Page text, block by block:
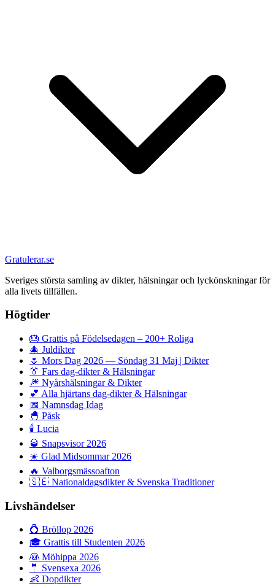
Gratulerar.se
Sveriges största samling av dikter, hälsningar och lyckönskningar för
alla livets tillfällen.
Högtider
🎂 Grattis på Födelsedagen – 200+ Roliga
🎄 Juldikter
🌷 Mors Dag 2026 — Söndag 31 Maj | Dikter
👔 Fars dag-dikter & Hälsningar
🎆 Nyårshälsningar & Dikter
💕 Alla hjärtans dag-dikter & Hälsningar
📅 Namnsdag Idag
🐣 Påsk
🕯️ Lucia
🥃 Snapsvisor 2026
☀️ Glad Midsommar 2026
🔥 Valborgsmässoafton
🇸🇪 Nationaldagsdikter & Svenska Traditioner
Livshändelser
💍 Bröllop 2026
🎓 Grattis till Studenten 2026
👰 Möhippa 2026
🤵 Svensexa 2026
👶 Dopdikter